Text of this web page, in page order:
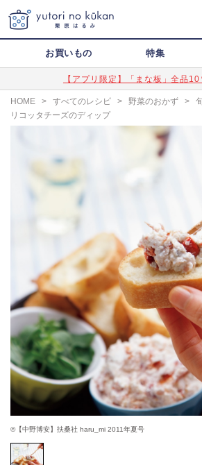
お買いもの 特集
【アプリ限定】「まな板」全品10
HOME > すべてのレシピ > 野菜のおかず >
リコッタチーズのディップ
©【中野博安】扶桑社 haru_mi 2011年夏号